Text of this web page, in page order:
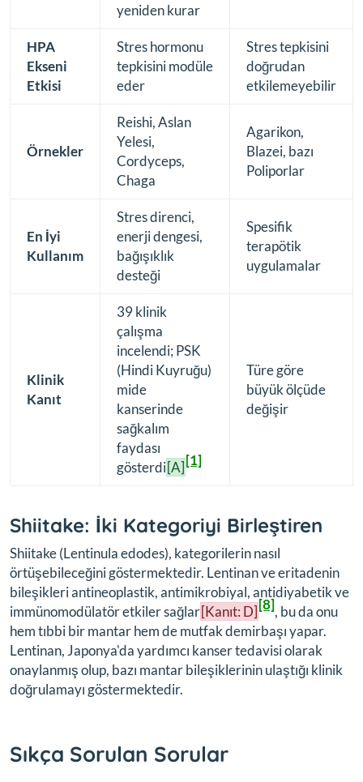
yeniden kurar
HPA
Ekseni
Etkisi
Stres hormonu
tepkisini modüle
eder
Stres tepkisini
doğrudan
etkilemeyebilir
Örnekler
Reishi, Aslan
Yelesi,
Cordyceps,
Chaga
Agarikon,
Blazei, bazı
Poliporlar
En İyi
Kullanım
Stres direnci,
enerji dengesi,
bağışıklık
desteği
Spesifik
terapötik
uygulamalar
Klinik
Kanıt
39 klinik
çalışma
incelendi; PSK
(Hindi Kuyruğu)
mide
kanserinde
sağkalım
faydası
gösterdi[A][1]
Türe göre
büyük ölçüde
değişir
Shiitake: İki Kategoriyi Birleştiren
Shiitake (Lentinula edodes), kategorilerin nasıl
örtüşebileceğini göstermektedir. Lentinan ve eritadenin
bileşikleri antineoplastik, antimikrobiyal, antidiyabetik ve
immünomodülatör etkiler sağlar[Kanıt: D][8], bu da onu
hem tıbbi bir mantar hem de mutfak demirbaşı yapar.
Lentinan, Japonya'da yardımcı kanser tedavisi olarak
onaylanmış olup, bazı mantar bileşiklerinin ulaştığı klinik
doğrulamayı göstermektedir.
Sıkça Sorulan Sorular